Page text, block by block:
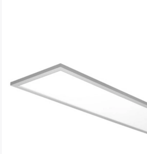
afbeeldingen-
gallerij